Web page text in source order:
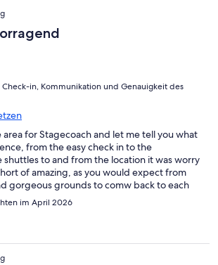
in, Kommunikation und Genauigkeit des
for Stagecoach and let me tell you what
from the easy check in to the
shuttles to and from the location it was worry
of amazing, as you would expect from
gorgeous grounds to comw back to each
stay here again
im April 2026